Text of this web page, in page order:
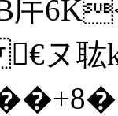
厈
耾